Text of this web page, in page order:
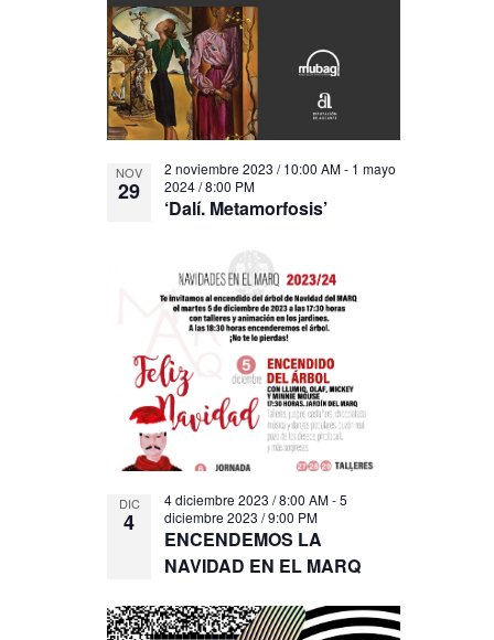
NOV
29
‘Dalí. Metamorfosis’
2 noviembre 2023 / 10:00 AM- 1 mayo
2024 / 8:00 PM
DIC
4
ENCENDEMOS LA
NAVIDAD EN EL MARQ
4 diciembre 2023 / 8:00 AM-5
diciembre 2023 / 9:00 PM